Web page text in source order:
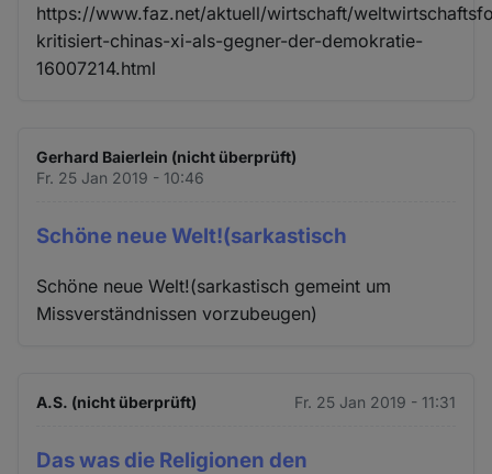
https://www.faz.net/aktuell/wirtschaft/
kritisiert-chinas-xi-als-gegner-der-demokratie-
16007214.html
Gerhard Baierlein (nicht überprüft)
Fr. 25 Jan 2019 - 10:46
Schöne neue Welt!(sarkastisch
Schöne neue Welt!(sarkastisch gemeint um
Missverständnissen vorzubeugen)
A.S. (nicht überprüft) Fr. 25 Jan 2019 - 11:31
Das was die Religionen den